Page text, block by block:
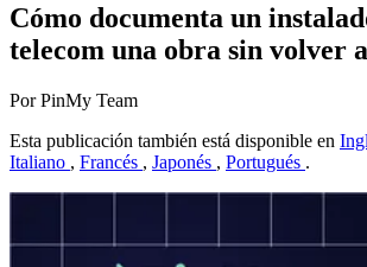
Cómo documenta un
telecom una obra sin volver
Por PinMy Team
Esta publicación también está disponible en
Italiano , Francés , Japonés , Portugués .